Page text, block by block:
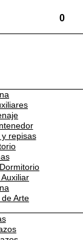
0
repisas
Arte